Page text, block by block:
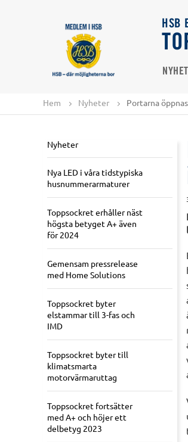
HSB
Hem Nyheter Portarna
Nyheter
Nya LED i våra tidstypiska
husnummerarmaturer
Toppsockret erhåller näst
högsta betyget A+ även
för 2024
Gemensam pressrelease
med Home Solutions
Toppsockret byter
elstammar till 3-fas och
IMD
Toppsockret byter till
klimatsmarta
motorvärmaruttag
Toppsockret fortsätter
med A+ och höjer ett
delbetyg 2023